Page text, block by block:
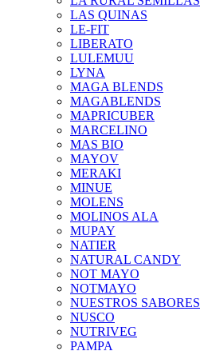
LAS QUINAS
LE-FIT
LIBERATO
LULEMUU
LYNA
MAGA BLENDS
MAGABLENDS
MAPRICUBER
MARCELINO
MAS BIO
MAYOV
MERAKI
MINUE
MOLENS
MOLINOS ALA
MUPAY
NATIER
NATURAL CANDY
NOT MAYO
NOTMAYO
NUESTROS SABORES
NUSCO
NUTRIVEG
PAMPA